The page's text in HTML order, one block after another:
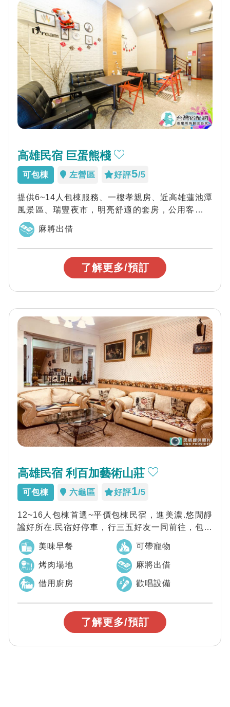
高雄民宿 巨蛋熊棧
可包棟 左營區 好評5/5
提供6~14人包棟服務、一樓孝親房、近高雄蓮池潭
風景區、瑞豐夜市，明亮舒適的套房，公用客廳。
提供包棟服務，家族旅遊的優質推薦。
麻將出借
了解更多/預訂
高雄民宿 利百加藝術山莊
可包棟 六龜區 好評1/5
12~16人包棟首選~平價包棟民宿，進美濃.悠閒靜
謐好所在.民宿好停車，行三五好友一同前往，包棟
獨享唱歌.烤肉.麻將.廚房設備，歡...
美味早餐 可帶寵物
烤肉場地 麻將出借
借用廚房 歡唱設備
了解更多/預訂